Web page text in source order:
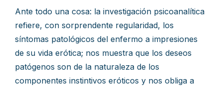
Ante todo una cosa: la investigación psicoanalítica
refiere, con sorprendente regularidad, los
síntomas patológicos del enfermo a impresiones
de su vida erótica; nos muestra que los deseos
patógenos son de la naturaleza de los
componentes instintivos eróticos y nos obliga a